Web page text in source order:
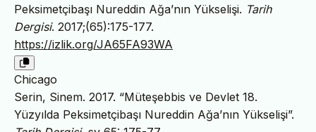
Peksimetçibaşı Nureddin Ağa’nın Yükselişi. Tarih
Dergisi. 2017;(65):175-177.
https://izlik.org/JA65FA93WA
Chicago
Serin, Sinem. 2017. “Müteşebbis ve Devlet 18.
Yüzyılda Peksimetçibaşı Nureddin Ağa’nın Yükselişi”.